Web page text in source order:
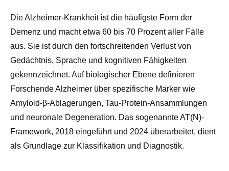
Die Alzheimer-Krankheit ist die häufigste Form der
Demenz und macht etwa 60 bis 70 Prozent aller Fälle
aus. Sie ist durch den fortschreitenden Verlust von
Gedächtnis, Sprache und kognitiven Fähigkeiten
gekennzeichnet. Auf biologischer Ebene definieren
Forschende Alzheimer über spezifische Marker wie
Amyloid-β-Ablagerungen, Tau-Protein-Ansammlungen
und neuronale Degeneration. Das sogenannte AT(N)-
Framework, 2018 eingeführt und 2024 überarbeitet, dient
als Grundlage zur Klassifikation und Diagnostik.